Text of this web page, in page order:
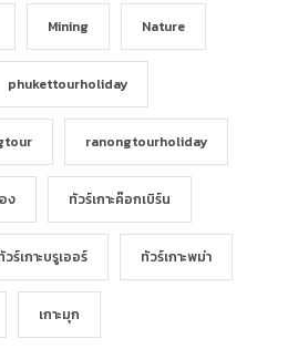
Mining Nature
phukettourholiday
ranongtourholiday
ง ทัวร์เกาะค๊อกเบิร์น
วร์เกาะบรูเออร์ ทัวร์เกาะพม่า
เกาะมุก